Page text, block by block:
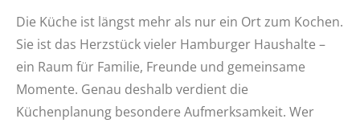
Die Küche ist längst mehr als nur ein Ort zum Kochen.
Sie ist das Herzstück vieler Hamburger Haushalte –
ein Raum für Familie, Freunde und gemeinsame
Momente. Genau deshalb verdient die
Küchenplanung besondere Aufmerksamkeit. Wer